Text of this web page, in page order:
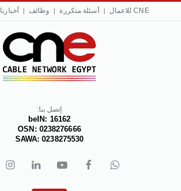
CNE للاعمال أسئلة متكررة وظائف أخبارنا
إتصل بنا:
beIN: 16162
OSN: 0238276666
SAWA: 0238275530